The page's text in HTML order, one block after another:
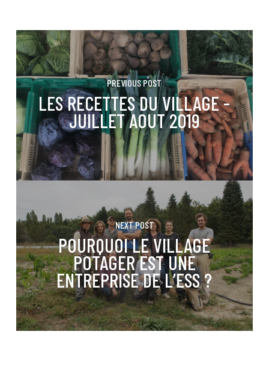
PREVIOUS POST
LES RECETTES DU VILLAGE -
JUILLET AOUT 2019
NEXT POST
POURQUOI LE VILLAGE
POTAGER EST UNE
ENTREPRISE DE L’ESS ?